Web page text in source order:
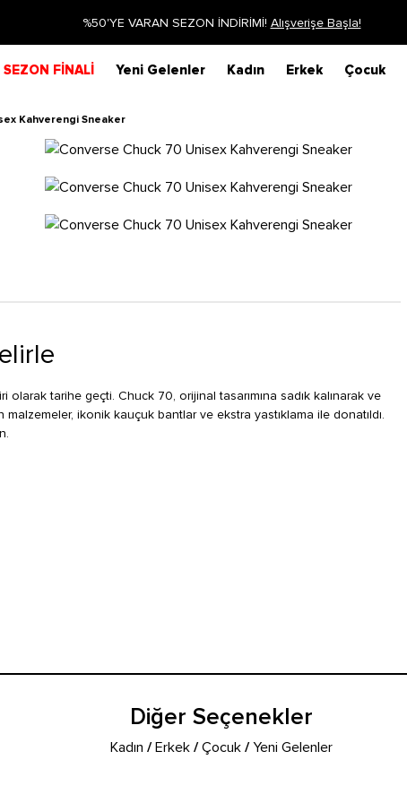
Siparişin 1-3 iş günü içerisinde kargoya verilecektir.
SEZON FİNALİ Yeni Gelenler Kadın Erkek Çocuk
Kahverengi Sneaker
tarihe geçti. Chuck 70, orijinal tasarımına sadık kalınarak ve
ikonik kauçuk bantlar ve ekstra yastıklama ile donatıldı.
Diğer Seçenekler
Kadın /Erkek /Çocuk /Yeni Gelenler